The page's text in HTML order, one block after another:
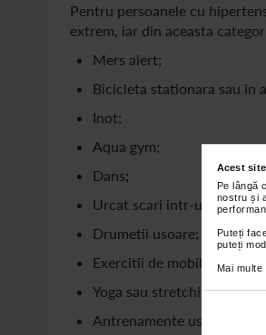
Acest
Pe lângă
nostru și
Puteți
puteți
Mai multe
Pentru persoanele cu
extrem, iar din aceasta
Mers alert;
Bicicleta stationara sau in
Inot;
Aqua gym;
Dans;
Urcat scari intr-un ritm
Drumetii usoare;
Exercitii de mobilitate;
Yoga sau stretching;
Antrenamente usoare cu